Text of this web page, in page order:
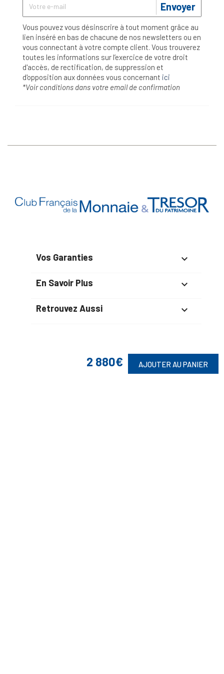
2 880€ AJOUTER AU PANIER
Envoyer
Vous pouvez vous désinscrire à tout moment grâce au
lien inséré en bas de chacune de nos newsletters ou en
vous connectant à votre compte client. Vous trouverez
toutes les informations sur l’exercice de votre droit
d'accès, de rectification, de suppression et
d'opposition aux données vous concernant ici
*Voir conditions dans votre email de confirmation
Vos Garanties 
En Savoir Plus 
Retrouvez Aussi 
Suivez-Nous